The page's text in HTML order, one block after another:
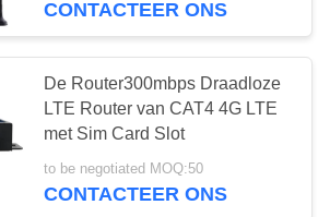
CONTACTEER ONS
De Router300mbps Draadloze
LTE Router van CAT4 4G LTE
met Sim Card Slot
to be negotiated MOQ:50
CONTACTEER ONS